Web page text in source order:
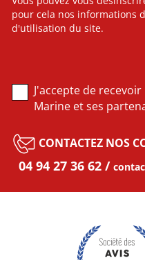
pour cela nos informations
d'utilisation du site.
J'accepte de
Marine et ses
CONTACTEZ NOS
04 94 27 36 62